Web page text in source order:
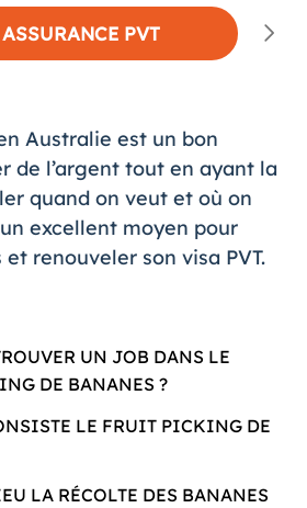
PVT
Australie est un bon
de l’argent tout en ayant la
quand on veut et où on
excellent moyen pour
renouveler son visa PVT.
UN JOB DANS LE
DE BANANES ?
LE FRUIT PICKING DE
LA RÉCOLTE DES BANANES